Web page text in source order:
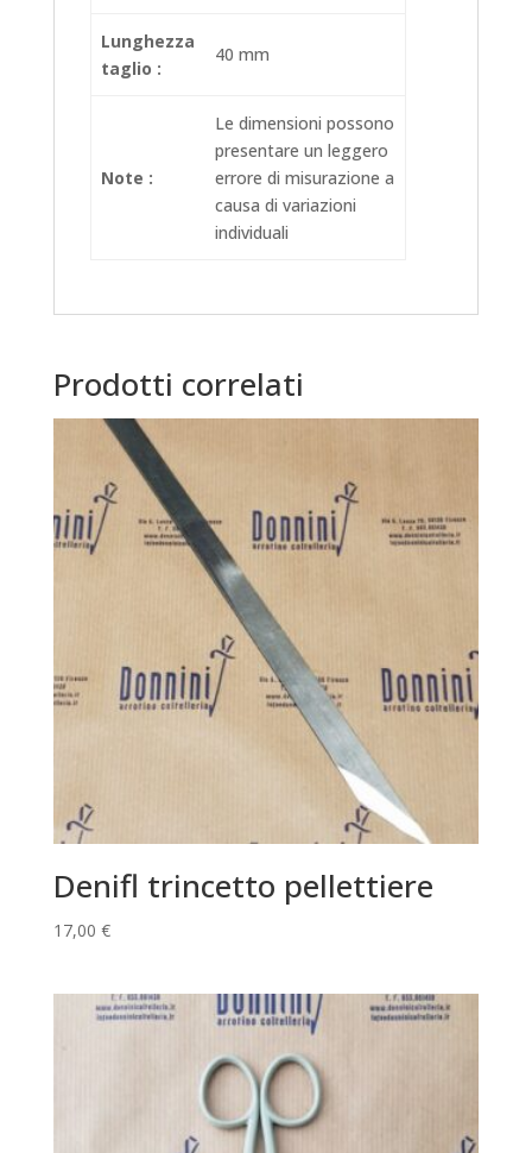
Lunghezza
taglio :
40 mm
Note :
Le dimensioni possono
presentare un leggero
errore di misurazione a
causa di variazioni
individuali
Prodotti correlati
Denifl trincetto pellettiere
17,00 €